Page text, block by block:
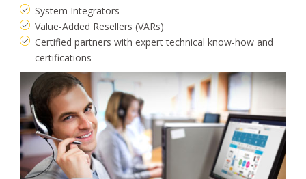
System Integrators
Value-Added Resellers (VARs)
Certified partners with expert technical know-how and
certifications